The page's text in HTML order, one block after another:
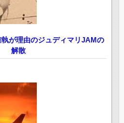
が理由のジュディマリJAMの
解散